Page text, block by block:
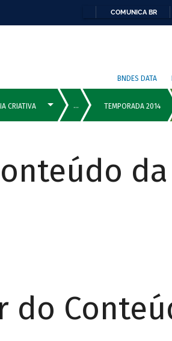
COMUNICA BR
BNDES DATA
da
do